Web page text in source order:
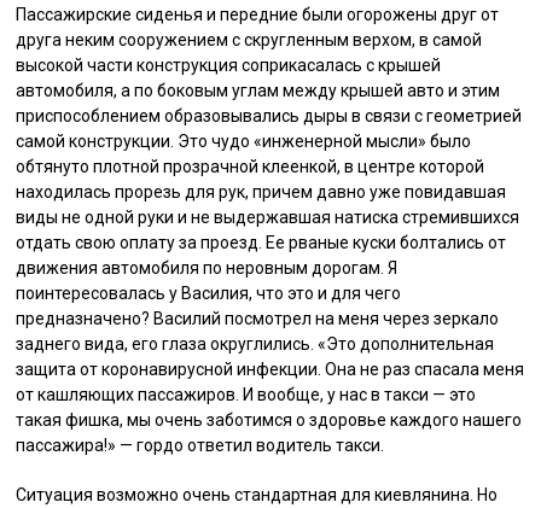
Пассажирские сиденья и передние были огорожены друг от
друга неким сооружением с скругленным верхом, в самой
высокой части конструкция соприкасалась с крышей
автомобиля, а по боковым углам между крышей авто и этим
приспособлением образовывались дыры в связи с геометрией
самой конструкции. Это чудо «инженерной мысли» было
обтянуто плотной прозрачной клеенкой, в центре которой
находилась прорезь для рук, причем давно уже повидавшая
виды не одной руки и не выдержавшая натиска стремившихся
отдать свою оплату за проезд. Ее рваные куски болтались от
движения автомобиля по неровным дорогам. Я
поинтересовалась у Василия, что это и для чего
предназначено? Василий посмотрел на меня через зеркало
заднего вида, его глаза округлились. «Это дополнительная
защита от коронавирусной инфекции. Она не раз спасала меня
от кашляющих пассажиров. И вообще, у нас в такси — это
такая фишка, мы очень заботимся о здоровье каждого нашего
пассажира!» — гордо ответил водитель такси.
Ситуация возможно очень стандартная для киевлянина. Но